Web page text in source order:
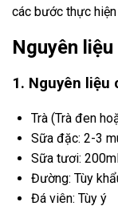
các bước thực
Nguyên
1. Nguyên liệu
Trà (Trà đen
Sữa đặc: 2-3
Sữa tươi: 200ml
Đường: Tùy
Đá viên: Tùy ý